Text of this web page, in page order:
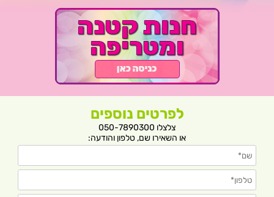
לפרטים נוספים
צלצלו 050-7890300
או השאירו שם, טלפון והודעה: